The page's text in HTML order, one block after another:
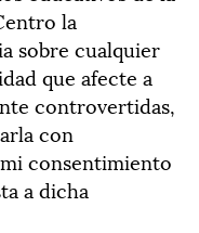
la
sobre cualquier
que afecte a
controvertidas,
con
consentimiento
a dicha